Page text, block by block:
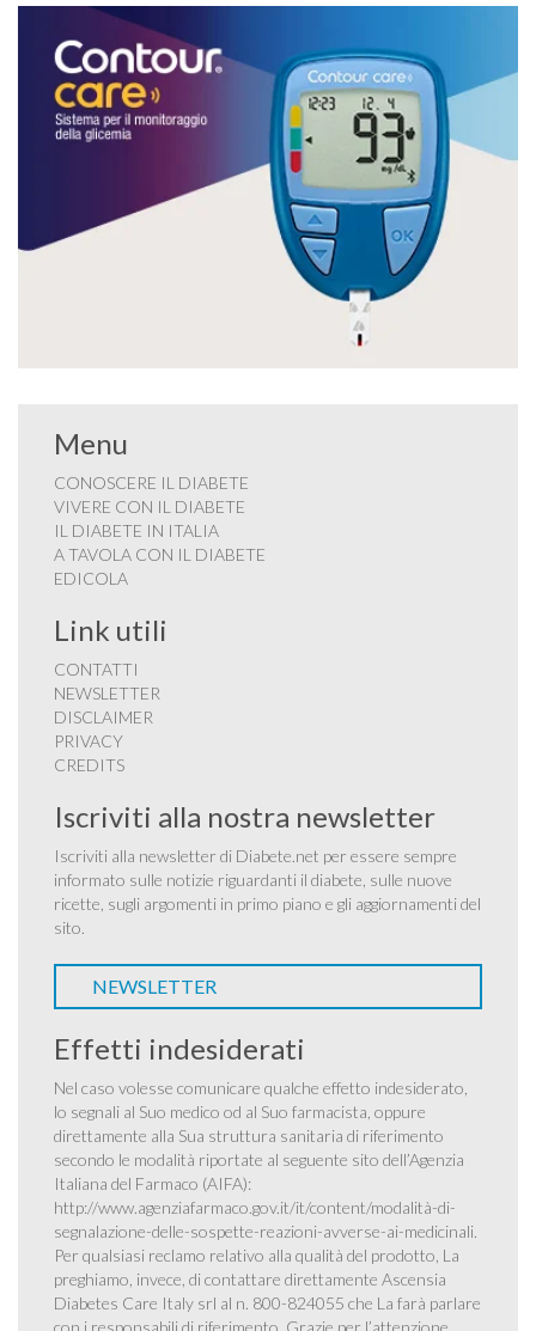
Menu
CONOSCERE IL DIABETE
VIVERE CON IL DIABETE
IL DIABETE IN ITALIA
A TAVOLA CON IL DIABETE
EDICOLA
Link utili
CONTATTI
NEWSLETTER
DISCLAIMER
PRIVACY
CREDITS
Iscriviti alla nostra newsletter
Iscriviti alla newsletter di Diabete.net per essere sempre
informato sulle notizie riguardanti il diabete, sulle nuove
ricette, sugli argomenti in primo piano e gli aggiornamenti del
sito.
NEWSLETTER
Effetti indesiderati
Nel caso volesse comunicare qualche effetto indesiderato,
lo segnali al Suo medico od al Suo farmacista, oppure
direttamente alla Sua struttura sanitaria di riferimento
secondo le modalità riportate al seguente sito dell’Agenzia
Italiana del Farmaco (AIFA):
http://www.agenziafarmaco.gov.it/it/content/modalità-di-
segnalazione-delle-sospette-reazioni-avverse-ai-medicinali.
Per qualsiasi reclamo relativo alla qualità del prodotto, La
preghiamo, invece, di contattare direttamente Ascensia
Diabetes Care Italy srl al n. 800-824055 che La farà parlare
con i responsabili di riferimento. Grazie per l’attenzione.